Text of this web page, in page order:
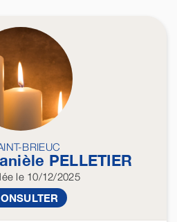
BRIEUC
PELLETIER
le 10/12/2025